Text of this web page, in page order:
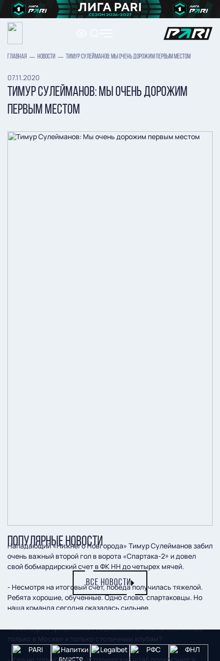
ГЛАВНАЯ НОВОСТИ ТИМУР СУЛЕЙМАНОВ: МЫ ОЧЕНЬ ДОРОЖИМ ПЕРВЫМ МЕСТОМ
07.11.2020
ТИМУР СУЛЕЙМАНОВ: МЫ ОЧЕНЬ ДОРОЖИМ
ПЕРВЫМ МЕСТОМ
Нападающий «Нижнего Новгорода» Тимур Сулейманов забил
очень важный второй гол в ворота «Спартака-2» и довел
свой бобмардирский счет в ФК НН до четырех мячей.
- Несмотря на итоговый счет, победа получилась тяжелой.
Ребята хорошие, обученные. Одно слово, спартаковцы. Но
наша команда сегодня оказалась сильнее.
- Тебя парни продолжают подкалывать, что ты забиваешь
только в Москве и только столичным клубам?
ПОПУЛЯРНЫЕ НОВОСТИ
ВСЕ НОВОСТИ